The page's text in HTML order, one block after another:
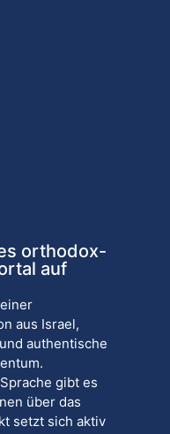
orthodox-
auf
aus Israel,
authentische
gibt es
über das
setzt sich aktiv